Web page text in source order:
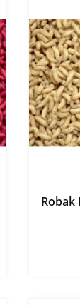
Robak